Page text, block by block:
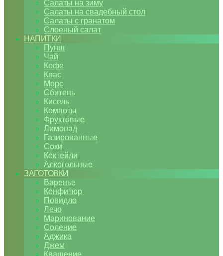
Салаты на зиму
Салаты на свадебный стол
Салаты с гранатом
Слоеный салат
НАПИТКИ
Пунш
Чай
Кофе
Квас
Морс
Сбитень
Кисель
Компоты
Фруктовые
Лимонад
Газированные
Соки
Коктейли
Алкогольные
ЗАГОТОВКИ
Варенье
Конфитюр
Повидло
Лечо
Маринование
Соление
Аджика
Джем
Квашение